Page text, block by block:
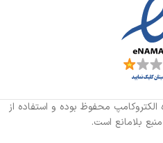
محفوظ بوده و استفاده از
بلامانع است.